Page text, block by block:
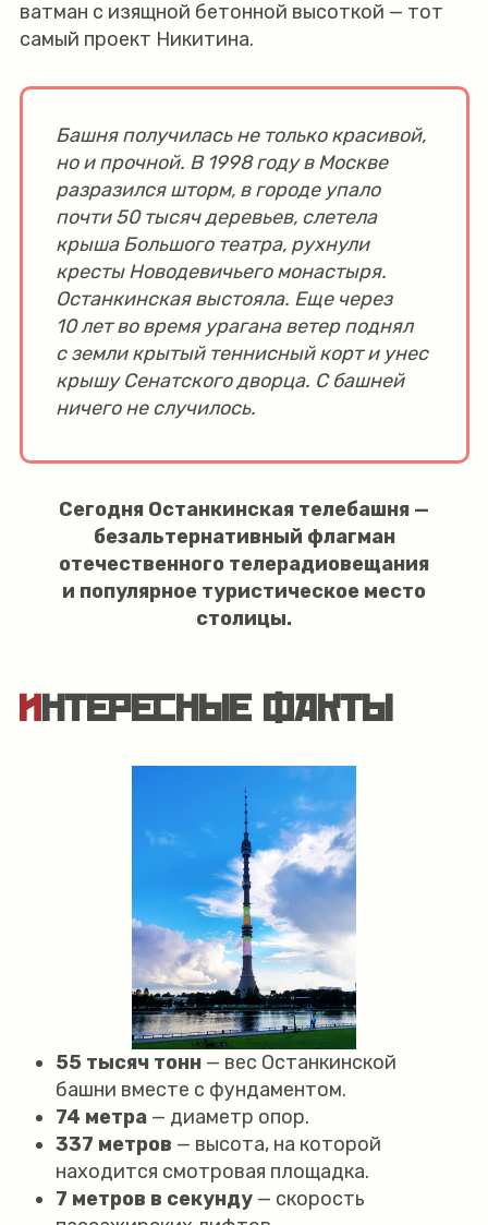
ватман с изящной бетонной высоткой — тот
самый проект Никитина.
Башня получилась не только красивой,
но и прочной. В 1998 году в Москве
разразился шторм, в городе упало
почти 50 тысяч деревьев, слетела
крыша Большого театра, рухнули
кресты Новодевичьего монастыря.
Останкинская выстояла. Еще через
10 лет во время урагана ветер поднял
с земли крытый теннисный корт и унес
крышу Сенатского дворца. С башней
ничего не случилось.
Сегодня Останкинская телебашня —
безальтернативный флагман
отечественного телерадиовещания
и популярное туристическое место
столицы.
ИНТЕРЕСНЫЕ ФАКТЫ
55 тысяч тонн— вес Останкинской
башни вместе с фундаментом.
74 метра— диаметр опор.
337 метров — высота, на которой
находится смотровая площадка.
7 метров в секунду— скорость